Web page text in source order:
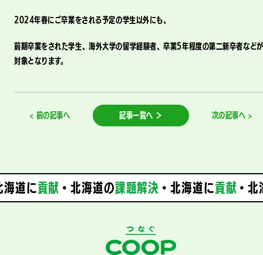
2024年春にご卒業をされる予定の学生以外にも、
前期卒業をされた学生、海外大学の留学経験者、卒業5年程度の第二新卒者などが
対象となります。
< 前の記事へ 記事一覧へ ＞ 次の記事へ >
道に貢献・北海道の課題解決・北海道に貢献・北